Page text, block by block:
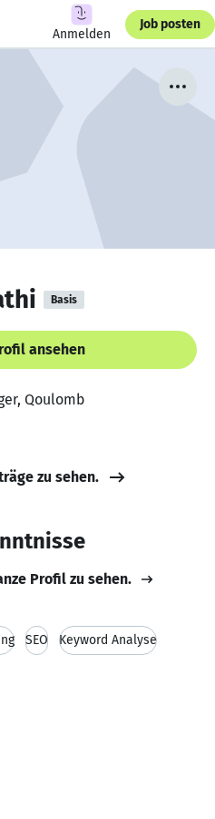
Anmelden
Job posten
Basis
ansehen
Qoulomb
zu sehen.
Profil zu sehen.
SEO Keyword Analyse